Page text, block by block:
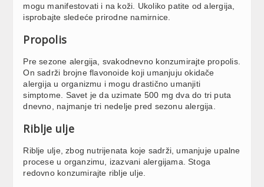
mogu manifestovati i na koži. Ukoliko patite od alergija,
isprobajte sledeće prirodne namirnice.
Propolis
Pre sezone alergija, svakodnevno konzumirajte propolis.
On sadrži brojne flavonoide koji umanjuju okidače
alergija u organizmu i mogu drastično umanjiti
simptome. Savet je da uzimate 500 mg dva do tri puta
dnevno, najmanje tri nedelje pred sezonu alergija.
Riblje ulje
Riblje ulje, zbog nutrijenata koje sadrži, umanjuje upalne
procese u organzimu, izazvani alergijama. Stoga
redovno konzumirajte riblje ulje.